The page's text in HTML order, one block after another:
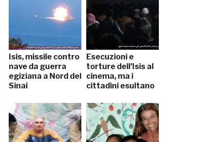
Isis, missile contro
nave da guerra
egiziana a Nord del
Sinai
Esecuzioni e
torture dell’Isis al
cinema, ma i
cittadini esultano